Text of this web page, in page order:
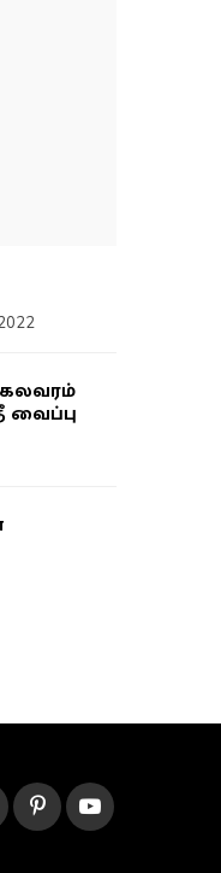
கலவரம்
வைப்பு